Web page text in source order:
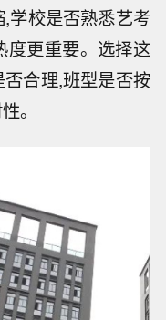
学校是否熟悉艺考
度更重要。选择这
合理,班型是否按
。